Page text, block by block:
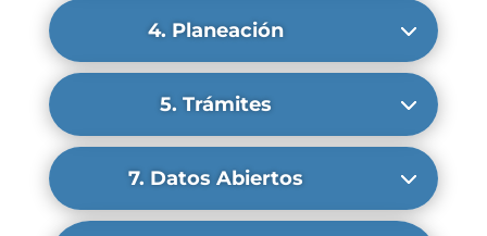
4. Planeación
5. Trámites
7. Datos Abiertos